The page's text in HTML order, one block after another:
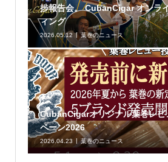
捗報告会。 CubanCigar オンラ
ィング
2026.05.12 葉巻のニュース
CubanCigarオリジナル葉巻レビ
ペーン2026
2026.04.23 葉巻のニュース